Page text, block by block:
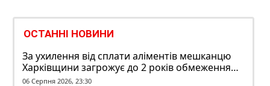
ОСТАННІ НОВИНИ
За ухилення від сплати аліментів мешканцю
Харківщини загрожує до 2 років обмеження
волі
06 Серпня 2026, 23:30